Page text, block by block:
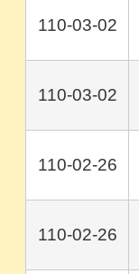
110-03-02
110-03-02
110-02-26
110-02-26